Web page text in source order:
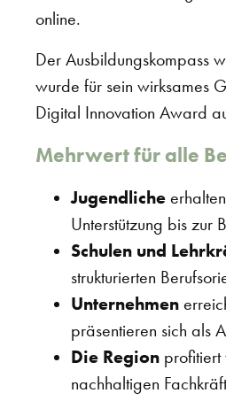
online.
Der Ausbildungskompass
wurde für sein wirksames
Digital Innovation Award
Mehrwert für alle
Jugendliche
Unterstützung bis zur
Schulen und
strukturierten
Unternehmen
präsentieren sich als
Die Region profitiert
nachhaltigen